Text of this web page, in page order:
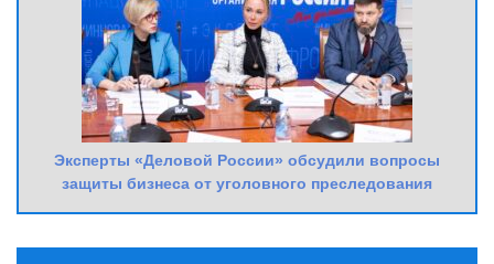
Эксперты «Деловой России» обсудили вопросы
защиты бизнеса от уголовного преследования